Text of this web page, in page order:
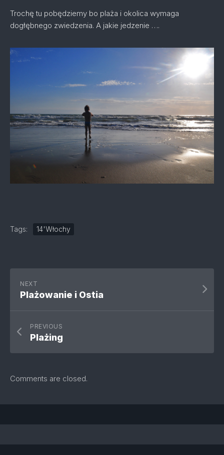
Trochę tu pobędziemy bo plaża i okolica wymaga
dogłębnego zwiedzenia. A jakie jedzenie ….
Tags: 14'Włochy
NEXT
Plażowanie i Ostia
PREVIOUS
Plażing
Comments are closed.